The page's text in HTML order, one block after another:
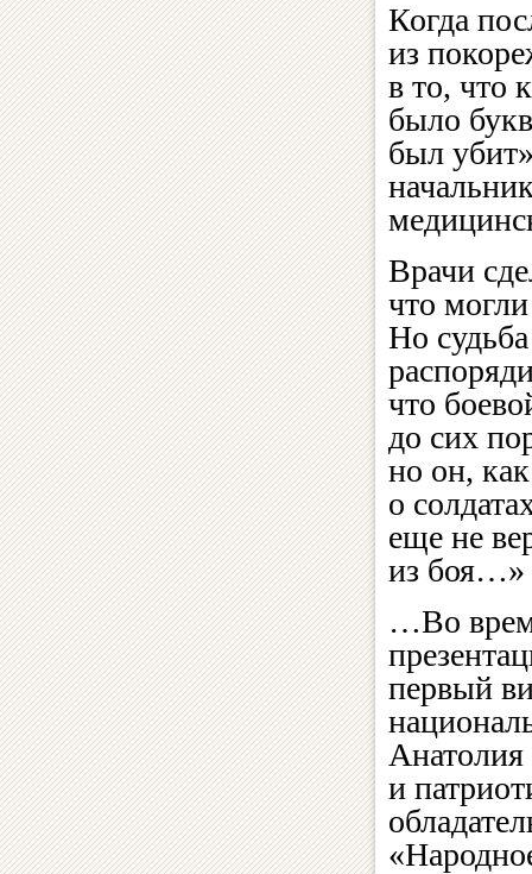
Когда
из
в то, что
было
был
Врачи
что
Но судьба
что
до сих
но он,
о
еще не
из боя…»
…Во
первый
и